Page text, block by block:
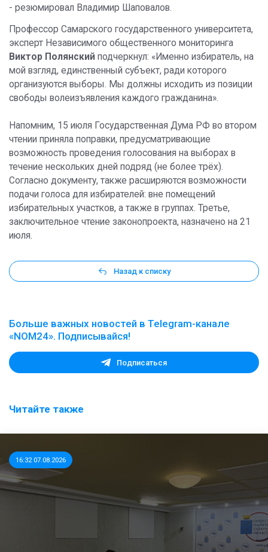
- резюмировал Владимир Шаповалов.
Профессор Самарского государственного университета,
эксперт Независимого общественного мониторинга
Виктор Полянский подчеркнул: «Именно избиратель, на
мой взгляд, единственный субъект, ради которого
организуются выборы. Мы должны исходить из позиции
свободы волеизъявления каждого гражданина».
Напомним, 15 июля Государственная Дума РФ во втором
чтении приняла поправки, предусматривающие
возможность проведения голосования на выборах в
течение нескольких дней подряд (не более трёх).
Согласно документу, также расширяются возможности
подачи голоса для избирателей: вне помещений
избирательных участков, а также в группах. Третье,
заключительное чтение законопроекта, назначено на 21
июля.
Назад к списку
Больше важных новостей в Telegram-канале
«NOM24». Подписывайся!
Подписаться
Читайте также
16:32 07.08.2026